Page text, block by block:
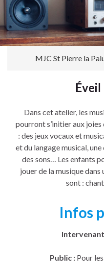
MJC St Pierre la
Éveil
Dans cet atelier, les
pourront s’initier aux
: des jeux vocaux et
et du langage musical,
des sons… Les enfants
jouer de la musique
sont :
Infos
Public :Pour les